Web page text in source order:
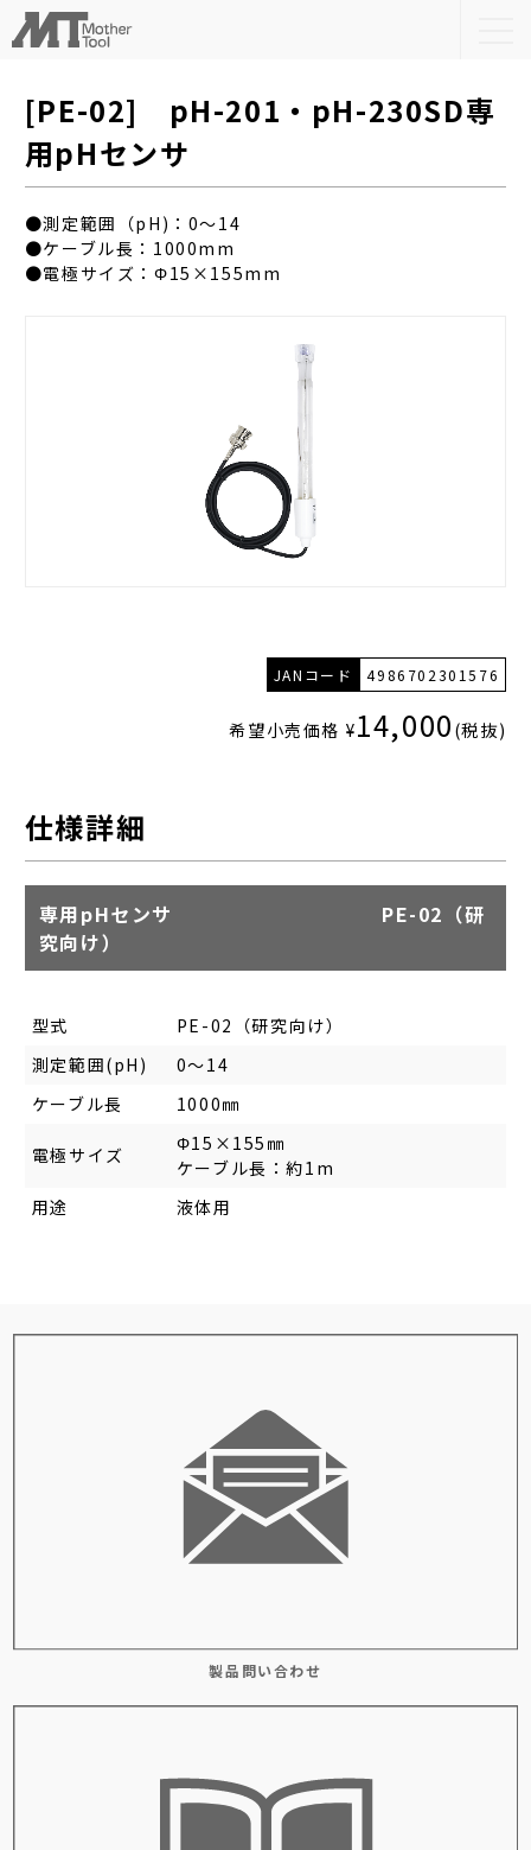
[PE-02] pH-201・pH-230SD専
用pHセンサ
●測定範囲（pH)：0～14
●ケーブル長：1000mm
●電極サイズ：Φ15×155mm
JANコード 4986702301576
希望小売価格 ¥14,000 (税抜)
仕様詳細
専用pHセンサ PE-02（研
究向け）
型式
PE-02（研究向け）
測定範囲(pH)
0～14
ケーブル長
1000㎜
電極サイズ
Φ15×155㎜
ケーブル長：約1m
用途
液体用
製品問い合わせ